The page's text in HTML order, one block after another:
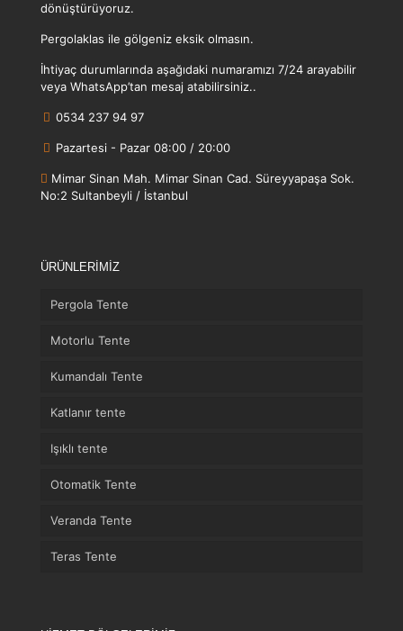
dönüştürüyoruz.
Pergolaklas ile gölgeniz eksik olmasın.
İhtiyaç durumlarında aşağıdaki numaramızı 7/24 arayabilir
veya WhatsApp’tan mesaj atabilirsiniz..
0534 237 94 97
Pazartesi - Pazar 08:00 / 20:00
Mimar Sinan Mah. Mimar Sinan Cad. Süreyyapaşa Sok.
No:2 Sultanbeyli / İstanbul
ÜRÜNLERİMİZ
Pergola Tente
Motorlu Tente
Kumandalı Tente
Katlanır tente
Işıklı tente
Otomatik Tente
Veranda Tente
Teras Tente